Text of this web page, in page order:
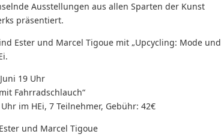
Ausstellungen aus allen Sparten der Kunst
präsentiert.
Ester und Marcel Tigoue mit „Upcycling: Mode und
19 Uhr
Fahrradschlauch“
im HEi, 7 Teilnehmer, Gebühr: 42€
und Marcel Tigoue